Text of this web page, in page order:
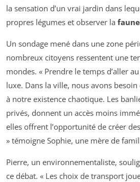
la sensation d’un vrai jardin dans
propres légumes et observer la faune
Un sondage mené dans une zone
nombreux citoyens ressentent une
mondes. « Prendre le temps d’aller
luxe. Dans la ville, nous avons
à notre existence chaotique. Les
privés, donnent un accès moins
elles offrent l’opportunité de créer
» témoigne Sophie, une mère de
Pierre, un environnementaliste,
ce débat. « Les choix de transport